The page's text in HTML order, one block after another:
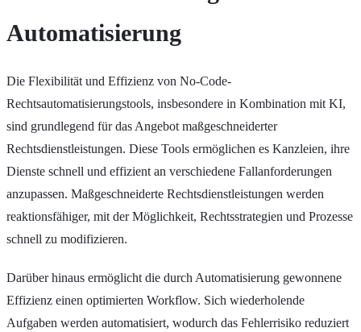
Automatisierung
Die Flexibilität und Effizienz von No-Code-
Rechtsautomatisierungstools, insbesondere in Kombination mit KI,
sind grundlegend für das Angebot maßgeschneiderter
Rechtsdienstleistungen. Diese Tools ermöglichen es Kanzleien, ihre
Dienste schnell und effizient an verschiedene Fallanforderungen
anzupassen. Maßgeschneiderte Rechtsdienstleistungen werden
reaktionsfähiger, mit der Möglichkeit, Rechtsstrategien und Prozesse
schnell zu modifizieren.
Darüber hinaus ermöglicht die durch Automatisierung gewonnene
Effizienz einen optimierten Workflow. Sich wiederholende
Aufgaben werden automatisiert, wodurch das Fehlerrisiko reduziert